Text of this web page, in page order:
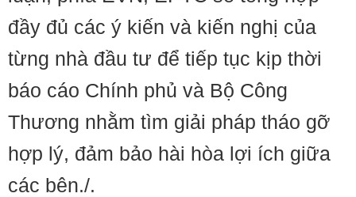
đầy đủ các ý kiến và kiến nghị của
từng nhà đầu tư để tiếp tục kịp thời
báo cáo Chính phủ và Bộ Công
Thương nhằm tìm giải pháp tháo gỡ
hợp lý, đảm bảo hài hòa lợi ích giữa
các bên./.